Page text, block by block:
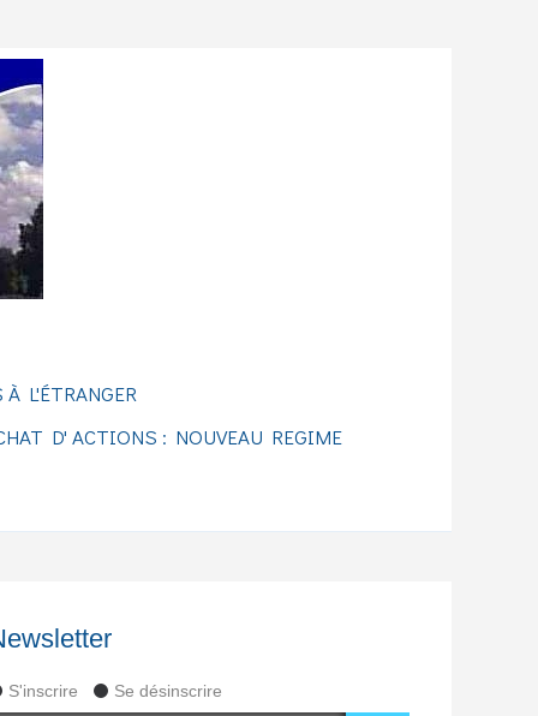
L'ÉTRANGER
D' ACTIONS : NOUVEAU REGIME
S'inscrire Se désinscrire